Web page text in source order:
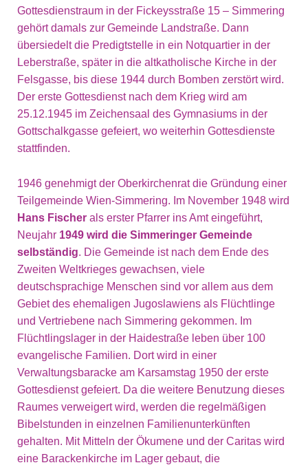
Gottesdienstraum in der Fickeysstraße 15 – Simmering
gehört damals zur Gemeinde Landstraße. Dann
übersiedelt die Predigtstelle in ein Notquartier in der
Leberstraße, später in die altkatholische Kirche in der
Felsgasse, bis diese 1944 durch Bomben zerstört wird.
Der erste Gottesdienst nach dem Krieg wird am
25.12.1945 im Zeichensaal des Gymnasiums in der
Gottschalkgasse gefeiert, wo weiterhin Gottesdienste
stattfinden.
1946 genehmigt der Oberkirchenrat die Gründung einer
Teilgemeinde Wien-Simmering. Im November 1948 wird
Hans Fischer als erster Pfarrer ins Amt eingeführt,
Neujahr 1949 wird die Simmeringer Gemeinde
selbständig. Die Gemeinde ist nach dem Ende des
Zweiten Weltkrieges gewachsen, viele
deutschsprachige Menschen sind vor allem aus dem
Gebiet des ehemaligen Jugoslawiens als Flüchtlinge
und Vertriebene nach Simmering gekommen. Im
Flüchtlingslager in der Haidestraße leben über 100
evangelische Familien. Dort wird in einer
Verwaltungsbaracke am Karsamstag 1950 der erste
Gottesdienst gefeiert. Da die weitere Benutzung dieses
Raumes verweigert wird, werden die regelmäßigen
Bibelstunden in einzelnen Familienunterkünften
gehalten. Mit Mitteln der Ökumene und der Caritas wird
eine Barackenkirche im Lager gebaut, die